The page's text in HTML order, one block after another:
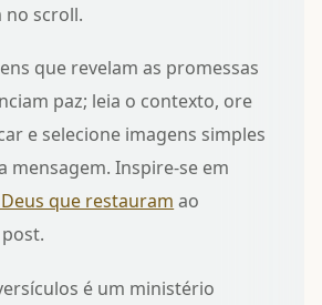
no scroll.
que revelam as promessas
paz; leia o contexto, ore
e selecione imagens simples
mensagem. Inspire-se em
que restauram ao
é um ministério